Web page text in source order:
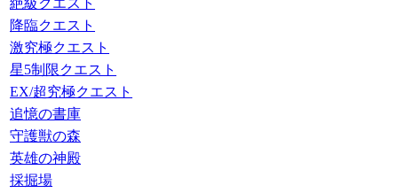
絶級クエスト
降臨クエスト
激究極クエスト
星5制限クエスト
EX/超究極クエスト
追憶の書庫
守護獣の森
英雄の神殿
採掘場